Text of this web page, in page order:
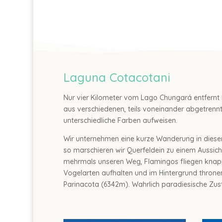
Laguna Cotacotani
Nur vier Kilometer vom Lago Chungará
aus verschiedenen, teils voneinander
unterschiedliche Farben aufweisen.
Wir unternehmen eine kurze Wanderung in
so marschieren wir Querfeldein zu einem
mehrmals unseren Weg, Flamingos fliegen
Vogelarten aufhalten und im Hintergrund
Parinacota (6342m). Wahrlich paradiesische